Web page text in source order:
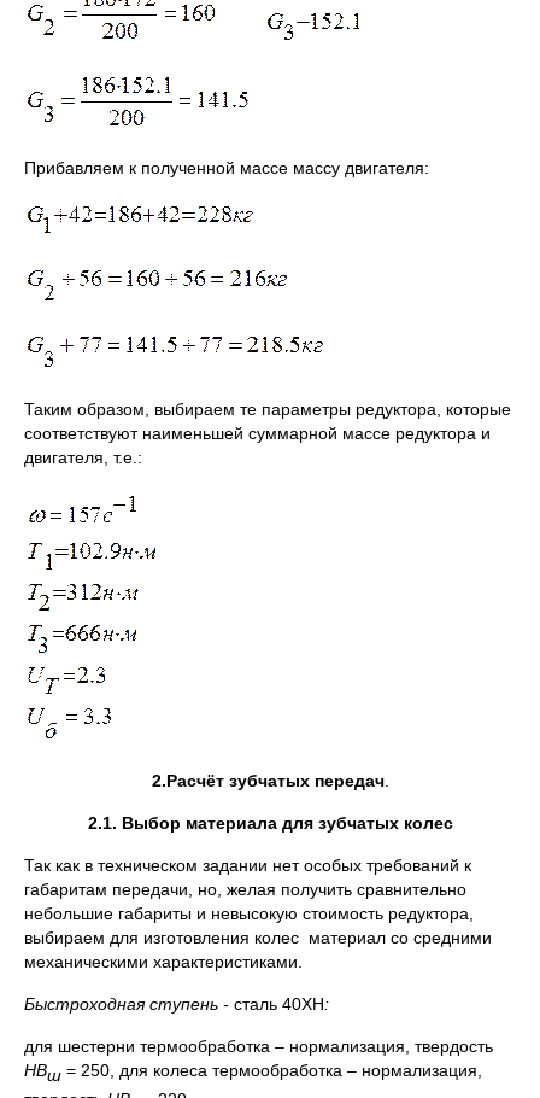
Прибавляем к полученной массе массу двигателя:
Таким образом, выбираем те параметры редуктора, которые
соответствуют наименьшей суммарной массе редуктора и
двигателя, т.е.:
2.Расчёт зубчатых передач.
2.1. Выбор материала для зубчатых колес
Так как в техническом задании нет особых требований к
габаритам передачи, но, желая получить сравнительно
небольшие габариты и невысокую стоимость редуктора,
выбираем для изготовления колес материал со средними
механическими характеристиками.
Быстроходная ступень - сталь 40ХН:
для шестерни термообработка – нормализация, твердость
НВш = 250, для колеса термообработка – нормализация,